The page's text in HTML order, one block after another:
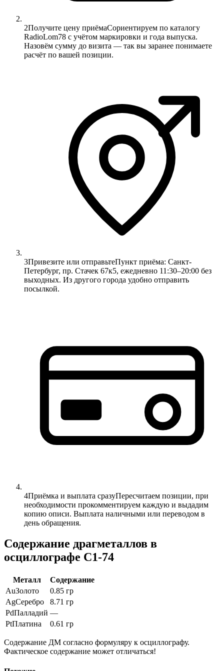
2Получите цену приёмаСориентируем по каталогу
RadioLom78 с учётом маркировки и года выпуска.
Назовём сумму до визита — так вы заранее понимаете
расчёт по вашей позиции.
3Привезите или отправьтеПункт приёма: Санкт-
Петербург, пр. Стачек 67к5, ежедневно 11:30–20:00 без
выходных. Из другого города удобно отправить
посылкой.
4Приёмка и выплата сразуПересчитаем позиции, при
необходимости прокомментируем каждую и выдадим
копию описи. Выплата наличными или переводом в
день обращения.
Содержание драгметаллов в
осциллографе С1-74
Металл
Содержание
AuЗолото
0.85 гр
AgСеребро
8.71 гр
PdПалладий —
PtПлатина 0.61 гр
Содержание ДМ согласно формуляру к осциллографу.
Фактическое содержание может отличаться!